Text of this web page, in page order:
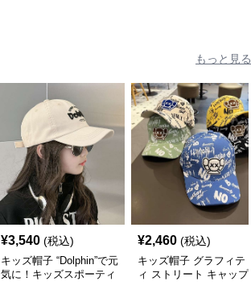
もっと見る
¥3,540 (税込)
キッズ帽子 “Dolphin”で元
気に！キッズスポーティ
¥2,460 (税込)
キッズ帽子 グラフィテ
ィ ストリート キャップ